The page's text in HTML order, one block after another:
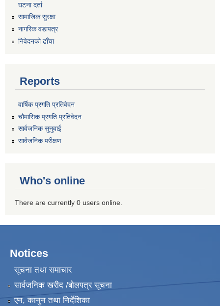
घटना दर्ता
सामाजिक सुरक्षा
नागरिक वडापत्र
निवेदनको ढाँचा
Reports
वार्षिक प्रगति प्रतिवेदन
चौमासिक प्रगति प्रतिवेदन
सार्वजनिक सुनुवाई
सार्वजनिक परीक्षण
Who's online
There are currently 0 users online.
Notices
सूचना तथा समाचार
सार्वजनिक खरीद /बोलपत्र सूचना
एन, कानुन तथा निर्देशिका